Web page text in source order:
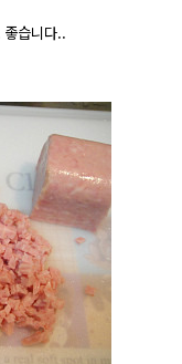
습니다..